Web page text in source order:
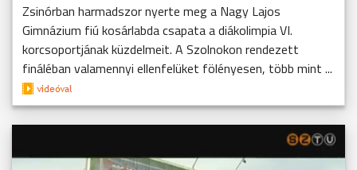
Zsinórban harmadszor nyerte meg a Nagy Lajos
Gimnázium fiú kosárlabda csapata a diákolimpia VI.
korcsoportjának küzdelmeit. A Szolnokon rendezett
fináléban valamennyi ellenfelüket fölényesen, több mint ...